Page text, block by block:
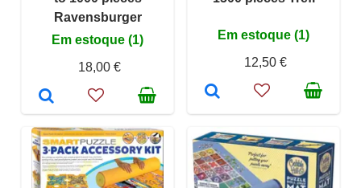
Ravensburger
Em estoque (1)
18,00 €
Em estoque (1)
12,50 €